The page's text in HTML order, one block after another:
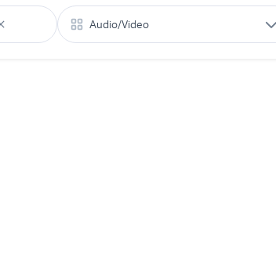
Audio/Video